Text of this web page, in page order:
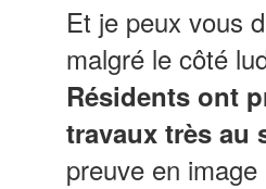
Et je peux vous
malgré le côté
Résidents ont
travaux très au
preuve en image